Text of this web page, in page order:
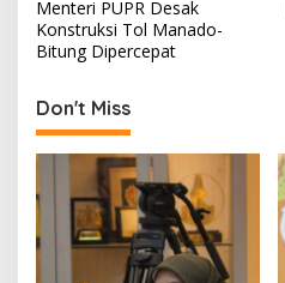
o
s
t
n
a
v
i
g
Menteri PUPR Desak
Konstruksi Tol Manado-
Bitung Dipercepat
Don't Miss